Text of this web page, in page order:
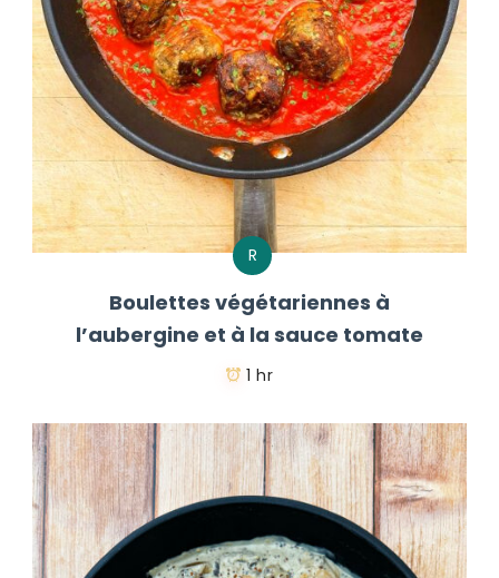
R
Boulettes végétariennes à
l’aubergine et à la sauce tomate
1 hr